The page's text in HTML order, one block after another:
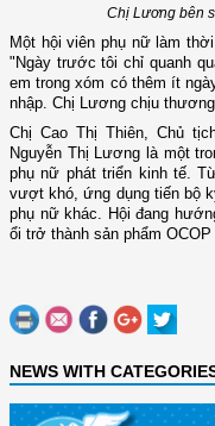
Chị Lương bên
Một hội viên phụ nữ làm
"Ngày trước tôi chỉ quanh
em trong xóm có thêm ít
nhập. Chị Lương chịu
Chị Cao Thị Thiên, Chủ
Nguyễn Thị Lương là một
phụ nữ phát triển kinh tế.
vượt khó, ứng dụng tiến bộ
phụ nữ khác. Hội đang
ổi trở thành sản phẩm
NEWS WITH